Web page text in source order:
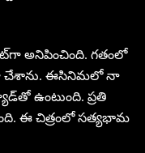
అనిపించింది. గతంలో
చేశాను. ఈసినిమలో నా
ఉంటుంది. ప్రతి
ఈ చిత్రంలో సత్యభామ